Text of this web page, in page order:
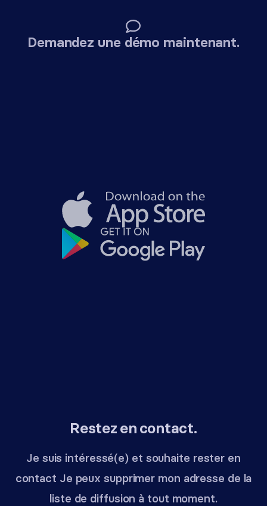
Demandez une démo maintenant.
Restez en contact.
Je suis intéressé(e) et souhaite rester en
contact Je peux supprimer mon adresse de la
liste de diffusion à tout moment.